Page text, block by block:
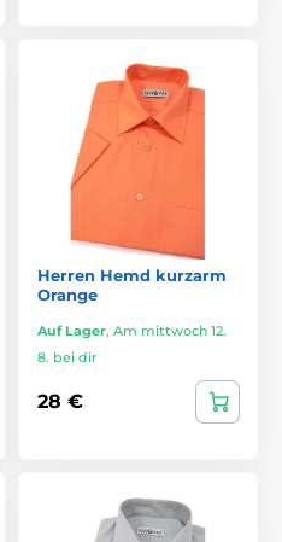
Herren Hemd kurzarm
Orange
Auf Lager, Am mittwoch 12.
8. bei dir
28 €